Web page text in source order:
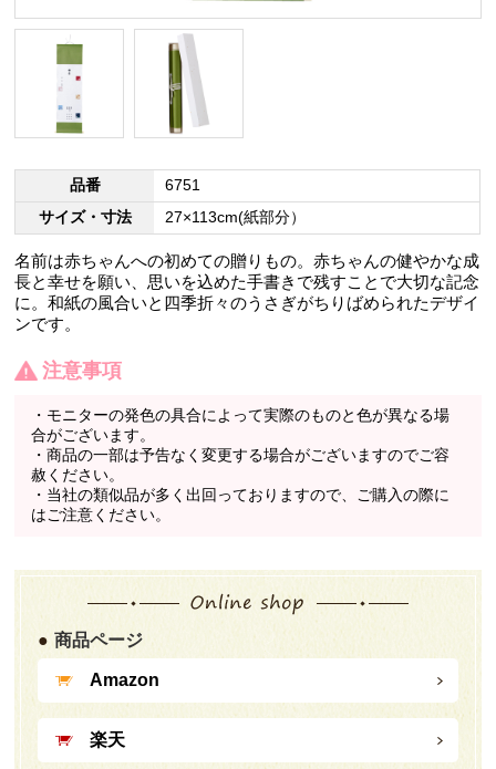
品番
6751
サイズ・寸法
27×113cm(紙部分）
名前は赤ちゃんへの初めての贈りもの。赤ちゃんの健やかな成
長と幸せを願い、思いを込めた手書きで残すことで大切な記念
に。和紙の風合いと四季折々のうさぎがちりばめられたデザイ
ンです。
注意事項
・モニターの発色の具合によって実際のものと色が異なる場
合がございます。
・商品の一部は予告なく変更する場合がございますのでご容
赦ください。
・当社の類似品が多く出回っておりますので、ご購入の際に
はご注意ください。
商品ページ
Amazon
楽天